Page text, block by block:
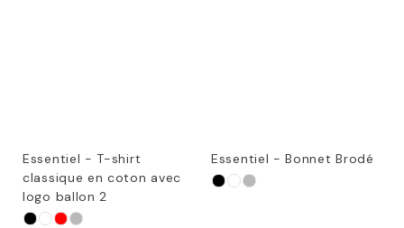
Essentiel - T-shirt
classique en coton avec
logo ballon 2
Essentiel - Bonnet Brodé